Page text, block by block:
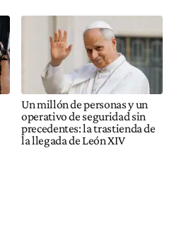
Un millón de personas y un
operativo de seguridad sin
precedentes: la trastienda de
la llegada de León XIV